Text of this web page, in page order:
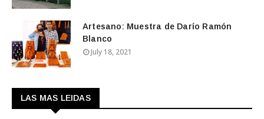
Artesano: Muestra de Darío Ramón
Blanco
July 18, 2021
LAS MAS LEIDAS